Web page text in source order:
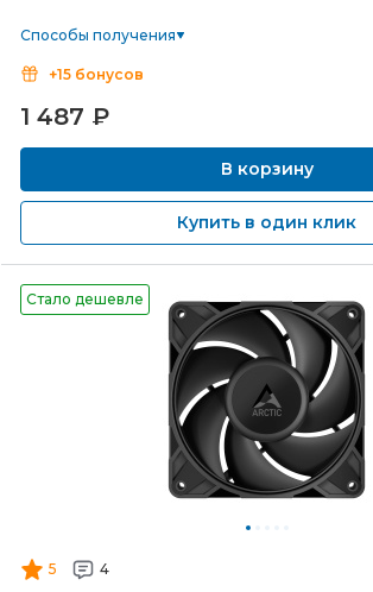
Способы получения
+15 бонусов
1 487 ₽
В корзину
Купить в один клик
Стало дешевле
5 4